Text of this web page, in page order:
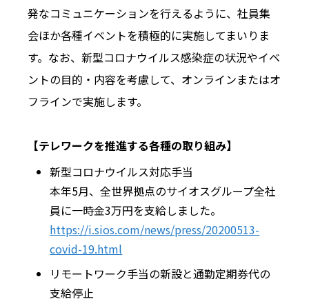
発なコミュニケーションを行えるように、社員集
会ほか各種イベントを積極的に実施してまいりま
す。なお、新型コロナウイルス感染症の状況やイベ
ントの目的・内容を考慮して、オンラインまたはオ
フラインで実施します。
【テレワークを推進する各種の取り組み】
新型コロナウイルス対応手当
本年5月、全世界拠点のサイオスグループ全社
員に一時金3万円を支給しました。
https://i.sios.com/news/press/20200513-
covid-19.html
リモートワーク手当の新設と通勤定期券代の
支給停止